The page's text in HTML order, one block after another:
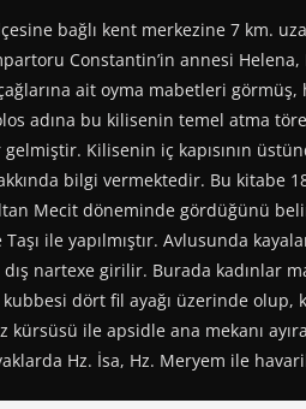
bağlı kent merkezine 7 km.
Constantin’in annesi Helena,
ait oyma mabetleri
adına bu kilisenin temel atma
Kilisenin iç kapısının
bilgi vermektedir. Bu kitabe
Mecit döneminde gördüğünü
ile yapılmıştır. Avlusunda
dış nartexe girilir. Burada kadınlar
dört fil ayağı üzerinde olup,
kürsüsü ile apsidle ana mekanı
Hz. İsa, Hz. Meryem ile